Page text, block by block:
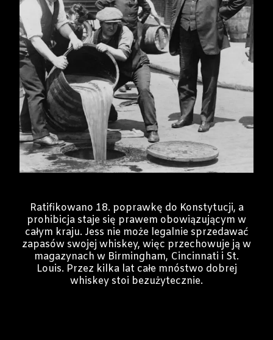
Ratifikowano 18. poprawkę do Konstytucji, a
prohibicja staje się prawem obowiązującym w
całym kraju. Jess nie może legalnie sprzedawać
zapasów swojej whiskey, więc przechowuje ją w
magazynach w Birmingham, Cincinnati i St.
Louis. Przez kilka lat całe mnóstwo dobrej
whiskey stoi bezużytecznie.